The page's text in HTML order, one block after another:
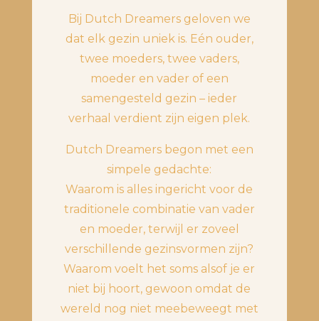
Bij Dutch Dreamers geloven we
dat elk gezin uniek is. Eén ouder,
twee moeders, twee vaders,
moeder en vader of een
samengesteld gezin – ieder
verhaal verdient zijn eigen plek.
Dutch Dreamers begon met een
simpele gedachte:
Waarom is alles ingericht voor de
traditionele combinatie van vader
en moeder, terwijl er zoveel
verschillende gezinsvormen zijn?
Waarom voelt het soms alsof je er
niet bij hoort, gewoon omdat de
wereld nog niet meebeweegt met